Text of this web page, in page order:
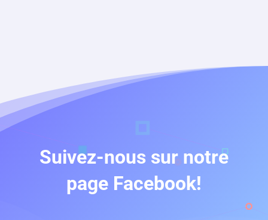
Suivez-nous sur notre
page Facebook!